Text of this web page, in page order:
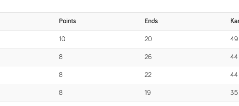
Points Ends
10 20 49
8 26 44
8 22 44
8 19 35